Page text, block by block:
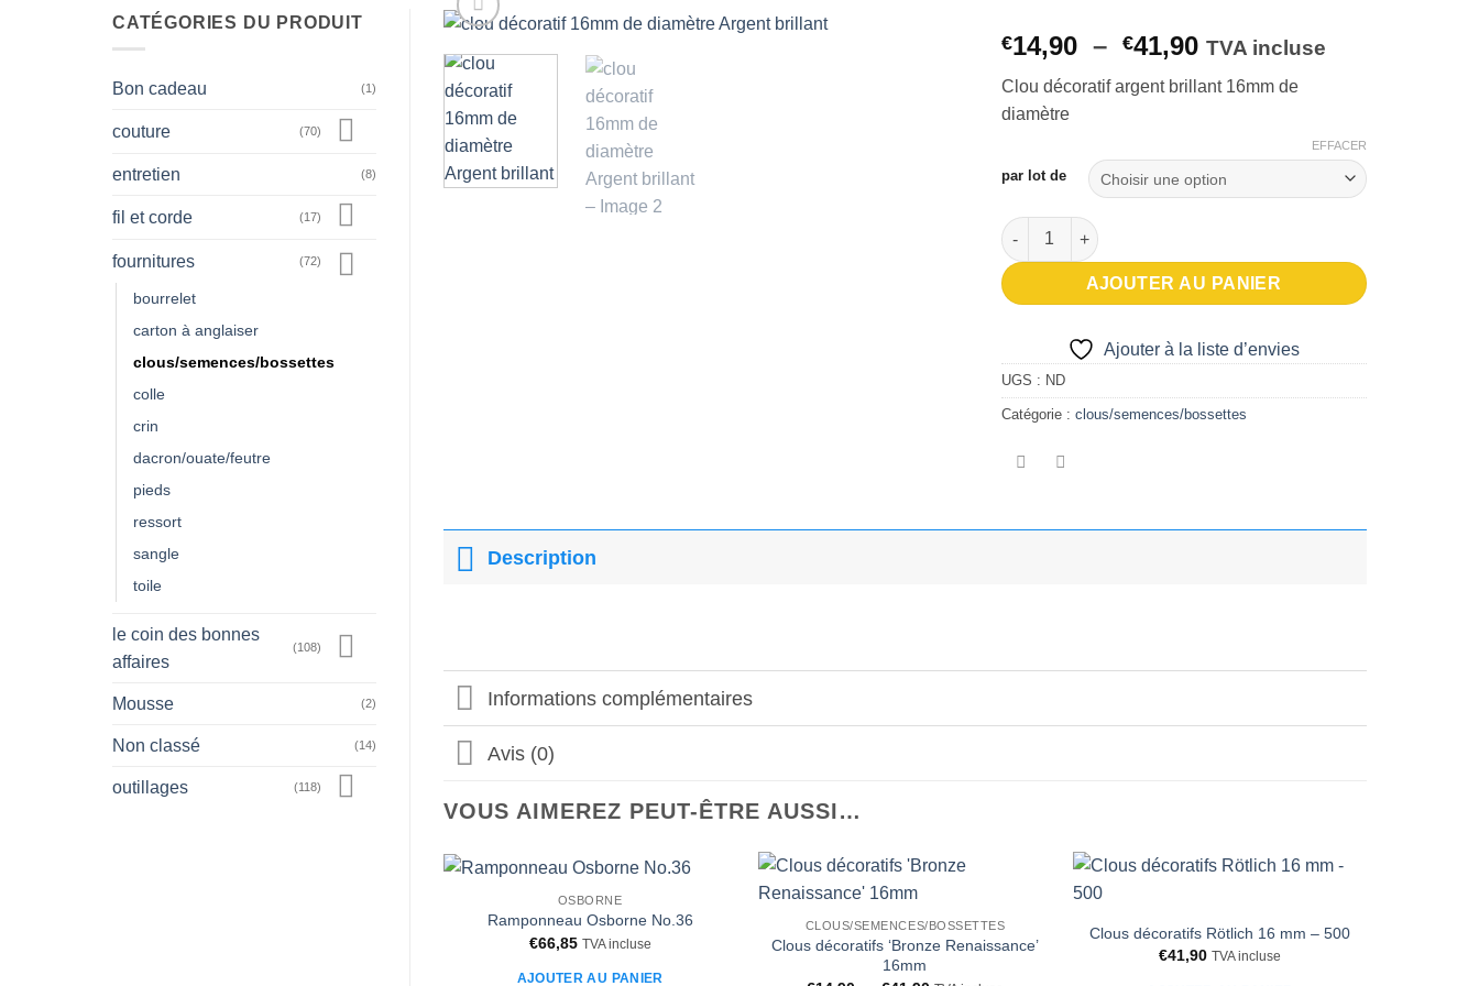
CATÉGORIES DU PRODUIT
Bon cadeau (1)
couture (70)
entretien (8)
fil et corde (17)
fournitures (72)
bourrelet
carton à anglaiser
clous/semences/bossettes
colle
crin
dacron/ouate/feutre
pieds
ressort
sangle
toile
le coin des bonnes
affaires
(108)
Mousse (2)
Non classé (14)
outillages (118)
€14,90 – €41,90Plage
prix :
€41,90
TVA incluse
Clou décoratif argent brillant 16mm de
diamètre
par lot de
EFFACER
quantité de clou décoratif 16mm de diamètre Argent brillant
AJOUTER AU PANIER
Ajouter à la liste d’envies
UGS : ND
Catégorie : clous/semences/bossettes
Description
Informations complémentaires
Avis (0)
VOUS AIMEREZ PEUT-ÊTRE AUSSI…
Ajouter
à la liste
OSBORNE
Ramponneau Osborne No.36
€66,85 TVA incluse
AJOUTER AU PANIER
à la liste
d’envies
CLOUS/SEMENCES/BOSSETTES
Clous décoratifs ‘Bronze Renaissance’
16mm
Clous décoratifs Rötlich 16 mm – 500
€41,90 TVA incluse